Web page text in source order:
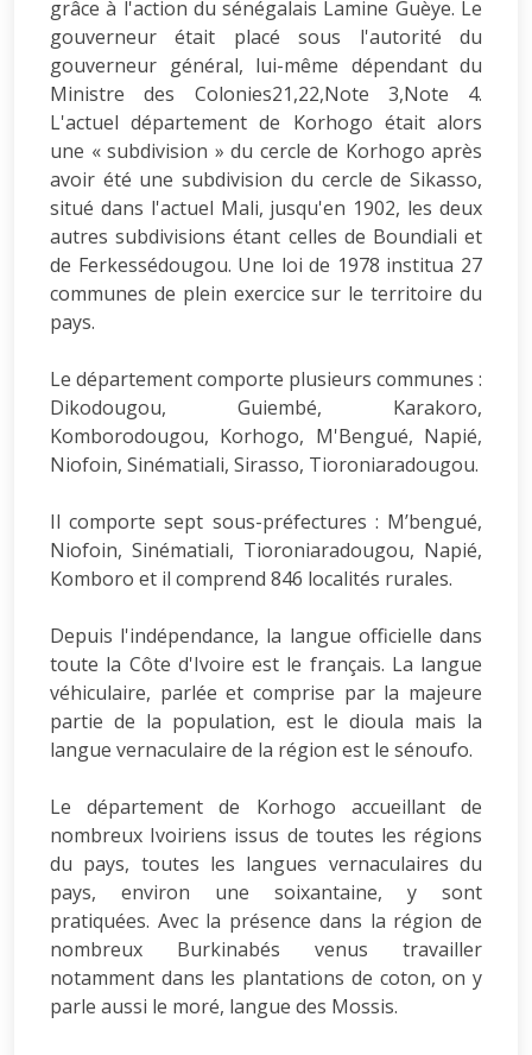
grâce à l'action du sénégalais Lamine Guèye. Le
gouverneur était placé sous l'autorité du
gouverneur général, lui-même dépendant du
Ministre des Colonies21,22,Note 3,Note 4.
L'actuel département de Korhogo était alors
une « subdivision » du cercle de Korhogo après
avoir été une subdivision du cercle de Sikasso,
situé dans l'actuel Mali, jusqu'en 1902, les deux
autres subdivisions étant celles de Boundiali et
de Ferkessédougou. Une loi de 1978 institua 27
communes de plein exercice sur le territoire du
pays.
Le département comporte plusieurs communes :
Dikodougou, Guiembé, Karakoro,
Komborodougou, Korhogo, M'Bengué, Napié,
Niofoin, Sinématiali, Sirasso, Tioroniaradougou.
Il comporte sept sous-préfectures : M’bengué,
Niofoin, Sinématiali, Tioroniaradougou, Napié,
Komboro et il comprend 846 localités rurales.
Depuis l'indépendance, la langue officielle dans
toute la Côte d'Ivoire est le français. La langue
véhiculaire, parlée et comprise par la majeure
partie de la population, est le dioula mais la
langue vernaculaire de la région est le sénoufo.
Le département de Korhogo accueillant de
nombreux Ivoiriens issus de toutes les régions
du pays, toutes les langues vernaculaires du
pays, environ une soixantaine, y sont
pratiquées. Avec la présence dans la région de
nombreux Burkinabés venus travailler
notamment dans les plantations de coton, on y
parle aussi le moré, langue des Mossis.